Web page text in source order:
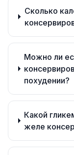
Сколько
Можно ли
похудении?
Какой
желе